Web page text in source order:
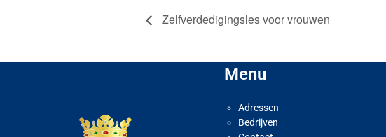
Zelfverdedigingsles voor vrouwen
Menu
Adressen
Bedrijven